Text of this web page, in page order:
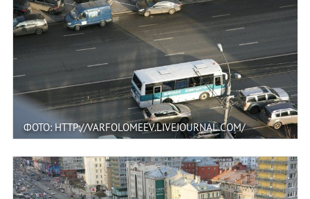
ФОТО: HTTP://VARFOLOMEEV.LIVEJOURNAL.COM/